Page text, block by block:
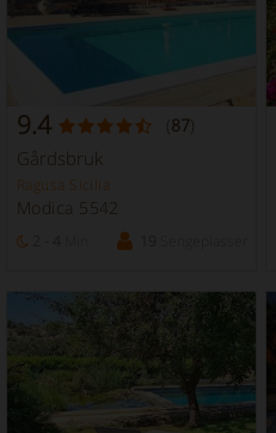
9.4 (87)
Gårdsbruk
Ragusa Sicilia
Modica 5542